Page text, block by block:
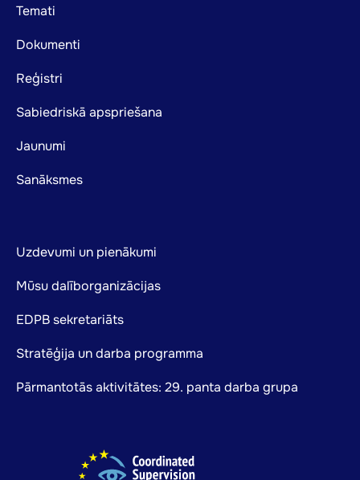
Footer
mainnavigation
Temati
Dokumenti
Reģistri
Sabiedriskā apspriešana
Jaunumi
Sanāksmes
Uzdevumi un pienākumi
Mūsu dalīborganizācijas
EDPB sekretariāts
Stratēģija un darba programma
Pārmantotās aktivitātes: 29. panta darba grupa